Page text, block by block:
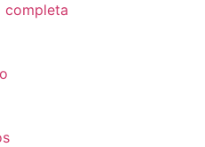
completa